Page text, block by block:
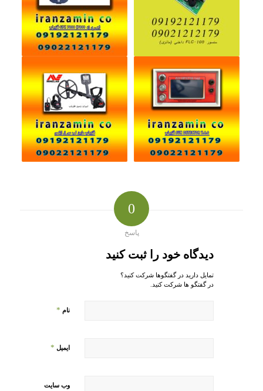
0
پاسخ
دیدگاه خود را ثبت کنید
تمایل دارید در گفتگوها شرکت کنید؟
در گفتگو ها شرکت کنید.
نام *
ایمیل *
وب‌ سایت